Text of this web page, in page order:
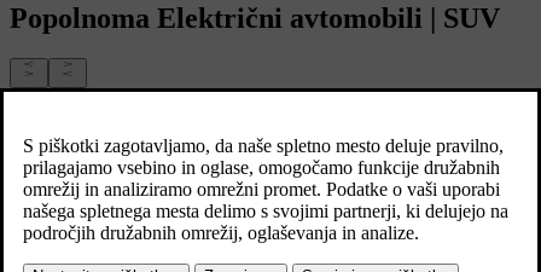
Popolnoma Električni avtomobili | SUV
Raziščite